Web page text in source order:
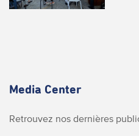
Media Center
Retrouvez nos dernières